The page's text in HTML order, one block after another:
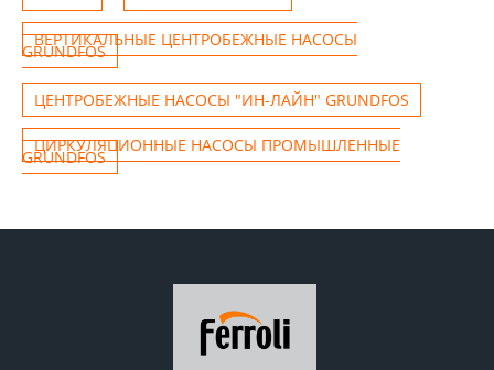
ВЕРТИКАЛЬНЫЕ ЦЕНТРОБЕЖНЫЕ НАСОСЫ
GRUNDFOS
ЦЕНТРОБЕЖНЫЕ НАСОСЫ "ИН-ЛАЙН" GRUNDFOS
ЦИРКУЛЯЦИОННЫЕ НАСОСЫ ПРОМЫШЛЕННЫЕ
GRUNDFOS